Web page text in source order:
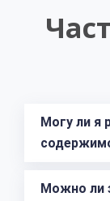
Могу ли я
Можно ли